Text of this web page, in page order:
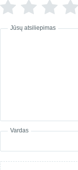
Jūsų atsiliepimas
Vardas